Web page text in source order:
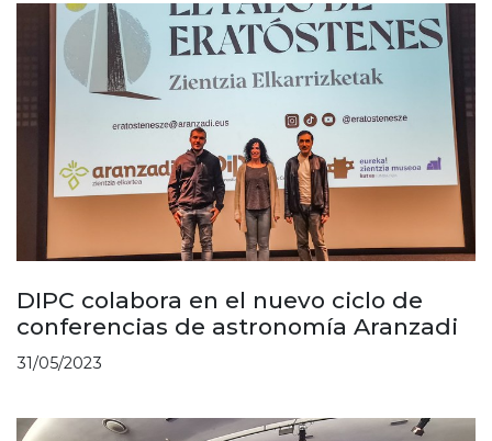
DIPC colabora en el nuevo ciclo de
conferencias de astronomía Aranzadi
31/05/2023